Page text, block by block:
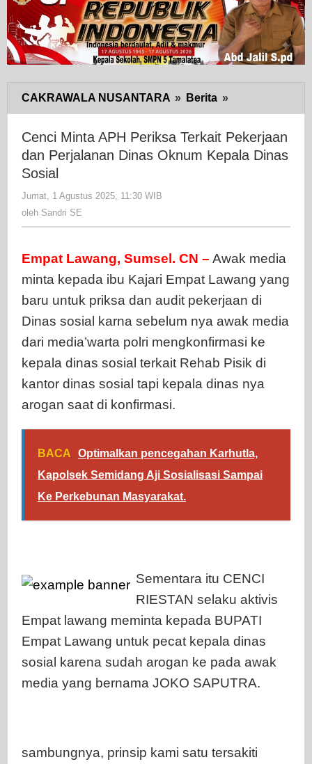
CAKRAWALA NUSANTARA » Berita »
Minta
APH
Periksa
Dinas
Kepala
Dinas
Sosial
Cenci Minta APH Periksa Terkait Pekerjaan
dan Perjalanan Dinas Oknum Kepala Dinas
Sosial
Jumat, 1 Agustus 2025, 11:30 WIB
oleh Sandri SE
Empat Lawang, Sumsel. CN – Awak media
minta kepada ibu Kajari Empat Lawang yang
baru untuk priksa dan audit pekerjaan di
Dinas sosial karna sebelum nya awak media
dari media’warta polri mengkonfirmasi ke
kepala dinas sosial terkait Rehab Pisik di
kantor dinas sosial tapi kepala dinas nya
arogan saat di konfirmasi.
BACA
Optimalkan pencegahan Karhutla,
Kapolsek Semidang Aji Sosialisasi Sampai
Ke Perkebunan Masyarakat.
Sementara itu CENCI
RIESTAN selaku aktivis
Empat lawang meminta kepada BUPATI
Empat Lawang untuk pecat kepala dinas
sosial karena sudah arogan ke pada awak
media yang bernama JOKO SAPUTRA.
sambungnya, prinsip kami satu tersakiti